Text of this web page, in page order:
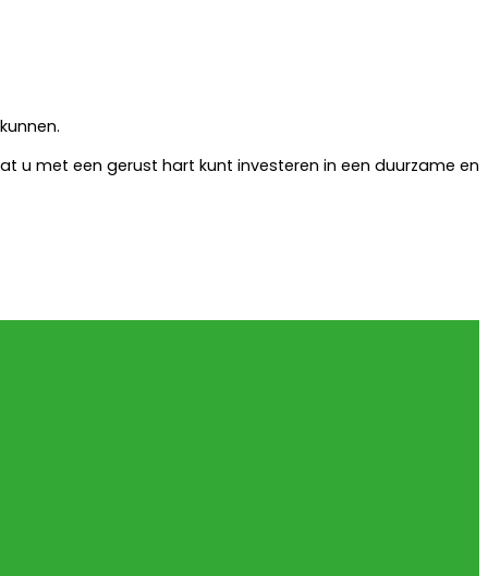
u met een gerust hart kunt investeren in een duurzame en